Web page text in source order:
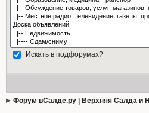
Искать в подфорумах?
Форум вСалде.ру | Верхняя Салда и